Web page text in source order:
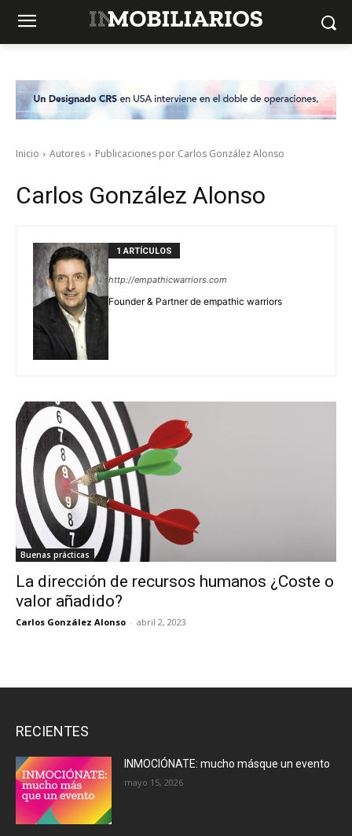
Inicio Autores Publicaciones por Carlos González Alonso
Carlos González Alonso
1 ARTÍCULOS
http://empathicwarriors.com
Founder & Partner de empathic warriors
Buenas prácticas
La dirección de recursos humanos ¿Coste o
valor añadido?
Carlos González Alonso - abril 2, 2023
RECIENTES
INMOCIÓNATE: mucho másque un evento
mayo 15, 2026